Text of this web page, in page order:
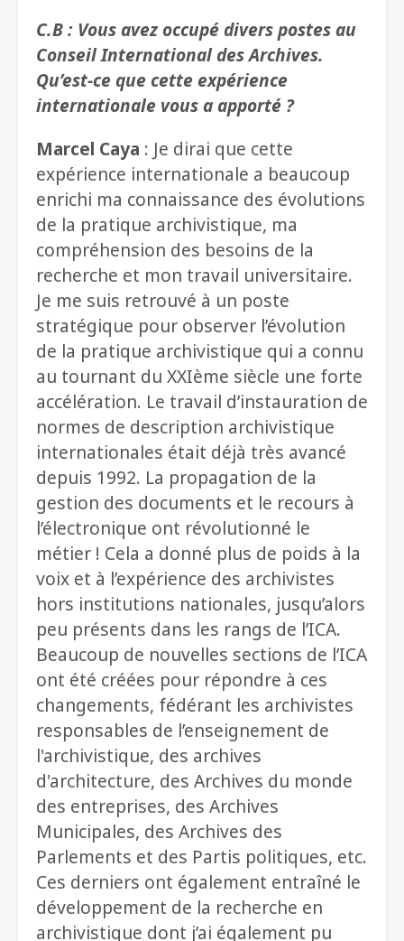
C.B : Vous avez occupé divers postes au
Conseil International des Archives.
Qu’est-ce que cette expérience
internationale vous a apporté ?
Marcel Caya : Je dirai que cette
expérience internationale a beaucoup
enrichi ma connaissance des évolutions
de la pratique archivistique, ma
compréhension des besoins de la
recherche et mon travail universitaire.
Je me suis retrouvé à un poste
stratégique pour observer l’évolution
de la pratique archivistique qui a connu
au tournant du XXIème siècle une forte
accélération. Le travail d’instauration de
normes de description archivistique
internationales était déjà très avancé
depuis 1992. La propagation de la
gestion des documents et le recours à
l’électronique ont révolutionné le
métier ! Cela a donné plus de poids à la
voix et à l’expérience des archivistes
hors institutions nationales, jusqu’alors
peu présents dans les rangs de l’ICA.
Beaucoup de nouvelles sections de l’ICA
ont été créées pour répondre à ces
changements, fédérant les archivistes
responsables de l’enseignement de
l'archivistique, des archives
d'architecture, des Archives du monde
des entreprises, des Archives
Municipales, des Archives des
Parlements et des Partis politiques, etc.
Ces derniers ont également entraîné le
développement de la recherche en
archivistique dont j’ai également pu